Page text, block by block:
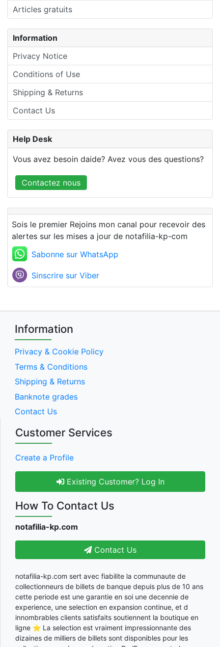
Articles gratuits
Information
Privacy Notice
Conditions of Use
Shipping & Returns
Contact Us
Help Desk
Vous avez besoin daide? Avez vous des questions?
Contactez nous
Sois le premier Rejoins mon canal pour recevoir des
alertes sur les mises a jour de notafilia-kp-com
Sabonne sur WhatsApp
Sinscrire sur Viber
Information
Privacy & Cookie Policy
Terms & Conditions
Shipping & Returns
Banknote grades
Contact Us
Customer Services
Create a Profile
Existing Customer? Log In
How To Contact Us
notafilia-kp.com
Contact Us
notafilia-kp.com sert avec fiabilite la communaute de
collectionneurs de billets de banque depuis plus de 10 ans
cette periode est une garantie en soi une decennie de
experience, une selection en expansion continue, et d
innombrables clients satisfaits soutiennent la boutique en
ligne ⭐ La selection est vraiment impressionnante des
dizaines de milliers de billets sont disponibles pour les